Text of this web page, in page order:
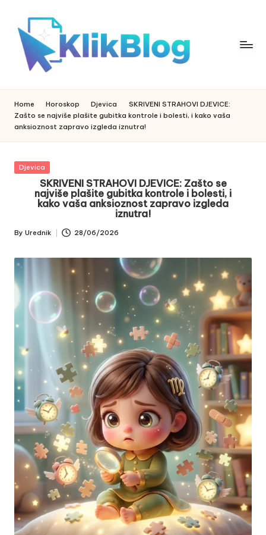
content
li
b
l
o
g
Home Horoskop Djevica
SKRIVENI STRAHOVI DJEVICE:
Zašto se najviše plašite gubitka kontrole i bolesti, i kako vaša
anksioznost zapravo izgleda iznutra!
Posted
Djevica
SKRIVENI STRAHOVI DJEVICE: Zašto se
najviše plašite gubitka kontrole i bolesti, i
kako vaša anksioznost zapravo izgleda
iznutra!
Posted
By Urednik 28/06/2026